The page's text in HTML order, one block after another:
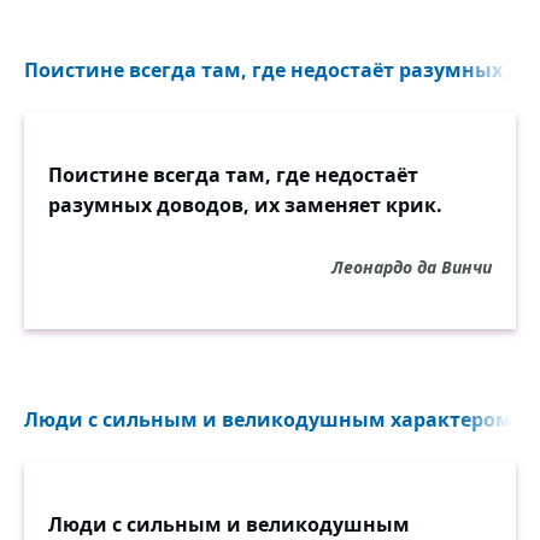
Поистине всегда там, где недостаёт разумных
Поистине всегда там, где недостаёт
разумных доводов, их заменяет крик.
Леонардо да Винчи
Люди с сильным и великодушным характером не
Люди с сильным и великодушным